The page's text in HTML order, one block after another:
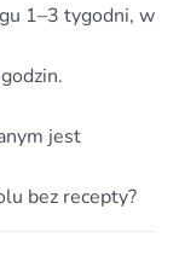
1–3 tygodni, w
jest
bez recepty?